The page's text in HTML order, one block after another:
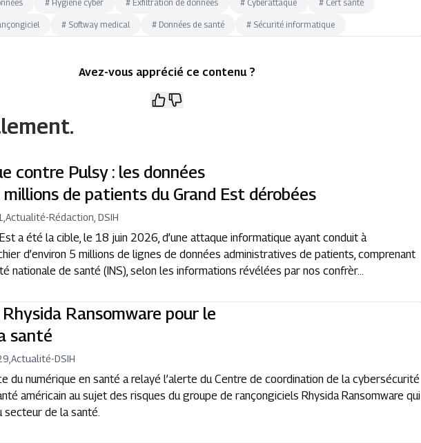
# Hygiène cyber # Exfiltration de données # Cyberattaque # Cert santé
# Softway medical # Données de santé # Sécurité informatique
Avez-vous apprécié ce contenu ?
contre Pulsy : les données
millions de patients du Grand Est dérobées
,Actualité-Rédaction, DSIH
a été la cible, le 18 juin 2026, d’une attaque informatique ayant conduit à
d’environ 5 millions de lignes de données administratives de patients, comprenant
nationale de santé (INS), selon les informations révélées par nos confrèr...
Ransomware pour le
santé
,Actualité-DSIH
du numérique en santé a relayé l’alerte du Centre de coordination de la cybersécurité
américain au sujet des risques du groupe de rançongiciels Rhysida Ransomware qui
secteur de la santé.